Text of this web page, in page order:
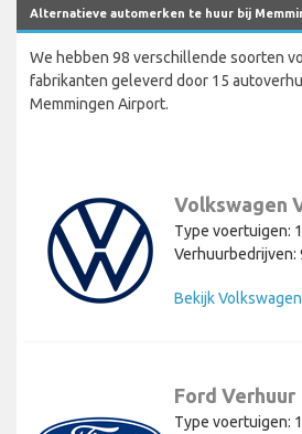
Alternatieve automerken te huur bij
We hebben 98 verschillende soorten
fabrikanten geleverd door 15
Memmingen Airport.
Volkswagen
Type voertuigen:
Verhuurbedrijven:
Bekijk
Ford Verhuur
Type voertuigen: